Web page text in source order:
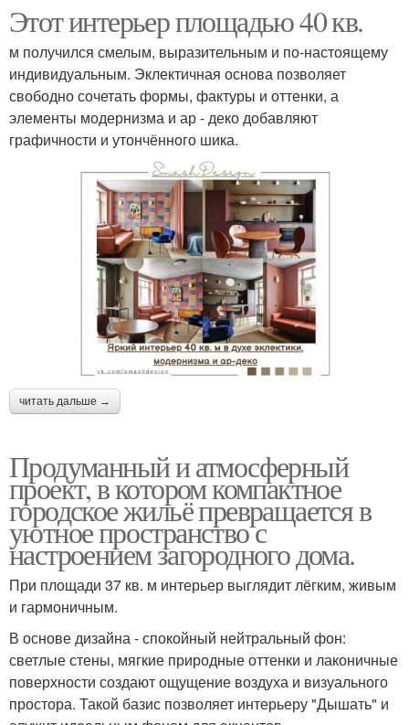
Этот интерьер площадью 40 кв.
м получился смелым, выразительным и по-настоящему
индивидуальным. Эклектичная основа позволяет
свободно сочетать формы, фактуры и оттенки, а
элементы модернизма и ар - деко добавляют
графичности и утончённого шика.
читать дальше →
Продуманный и атмосферный
проект, в котором компактное
городское жильё превращается в
уютное пространство с
настроением загородного дома.
При площади 37 кв. м интерьер выглядит лёгким, живым
и гармоничным.
В основе дизайна - спокойный нейтральный фон:
светлые стены, мягкие природные оттенки и лаконичные
поверхности создают ощущение воздуха и визуального
простора. Такой базис позволяет интерьеру "Дышать" и